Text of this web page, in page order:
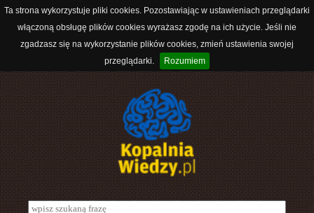
Ta strona wykorzystuje pliki cookies. Pozostawiając w ustawieniach przeglądarki
włączoną obsługę plików cookies wyrażasz zgodę na ich użycie. Jeśli nie
zgadzasz się na wykorzystanie plików cookies, zmień ustawienia swojej
przeglądarki.
Rozumiem